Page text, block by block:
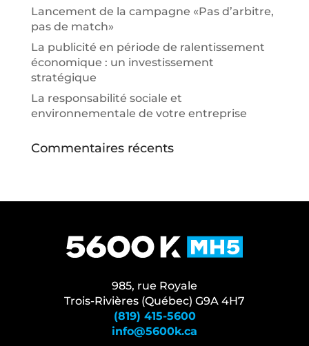
Lancement de la campagne «Pas d’arbitre,
pas de match»
La publicité en période de ralentissement
économique : un investissement
stratégique
La responsabilité sociale et
environnementale de votre entreprise
Commentaires récents
985, rue Royale
Trois-Rivières (Québec) G9A 4H7
(819) 415-5600
info@5600k.ca